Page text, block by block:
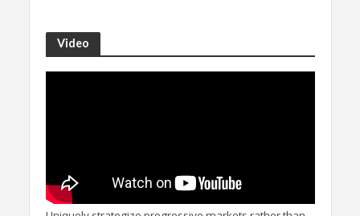
Video